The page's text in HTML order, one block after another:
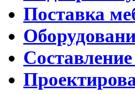
Поставка